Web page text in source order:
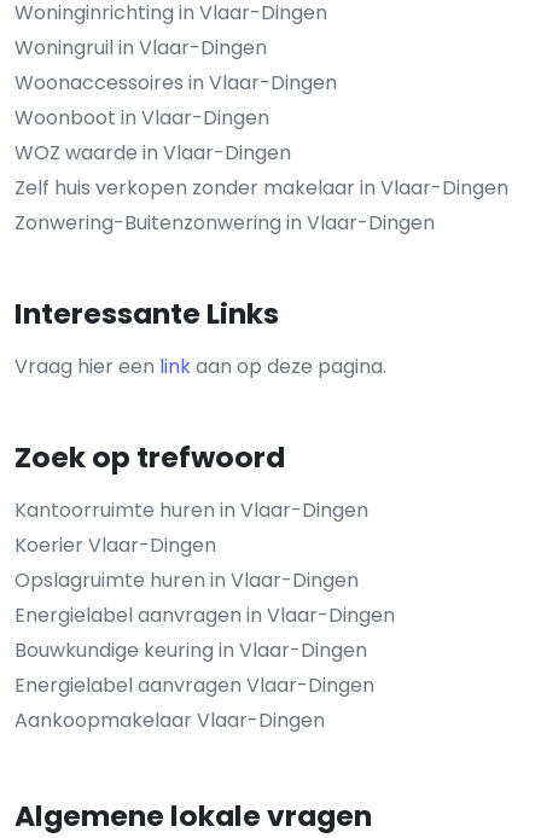
Woninginrichting in Vlaar-Dingen
Woningruil in Vlaar-Dingen
Woonaccessoires in Vlaar-Dingen
Woonboot in Vlaar-Dingen
WOZ waarde in Vlaar-Dingen
Zelf huis verkopen zonder makelaar in Vlaar-Dingen
Zonwering-Buitenzonwering in Vlaar-Dingen
Interessante Links
Vraag hier een linkaan op deze pagina.
Zoek op trefwoord
Kantoorruimte huren in Vlaar-Dingen
Koerier Vlaar-Dingen
Opslagruimte huren in Vlaar-Dingen
Energielabel aanvragen in Vlaar-Dingen
Bouwkundige keuring in Vlaar-Dingen
Energielabel aanvragen Vlaar-Dingen
Aankoopmakelaar Vlaar-Dingen
Algemene lokale vragen